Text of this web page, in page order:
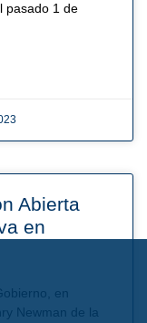
pasado 1 de
Abierta
en
en
Newman de la